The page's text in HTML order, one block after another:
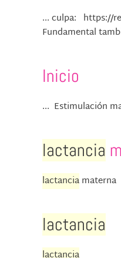
... culpa: https://
Fundamental
Inicio
... Estimulación
lactancia
lactanciamaterna
lactancia